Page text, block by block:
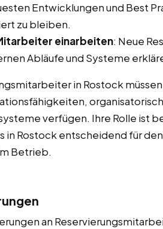
Entwicklungen und Best
zu bleiben.
einarbeiten: Neue
Abläufe und Systeme
in Rostock
verfügen. Ihre Rolle ist
in Rostock entscheidend für
Betrieb.
an